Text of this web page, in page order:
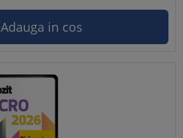
Adauga in cos